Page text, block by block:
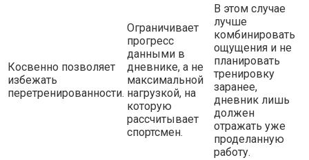
Косвенно позволяет
избежать
перетренированности.
Ограничивает
прогресс
данными в
дневнике, а не
максимальной
нагрузкой, на
которую
рассчитывает
спортсмен.
В этом случае
лучше
комбинировать
ощущения и не
планировать
тренировку
заранее,
дневник лишь
должен
отражать уже
проделанную
работу.